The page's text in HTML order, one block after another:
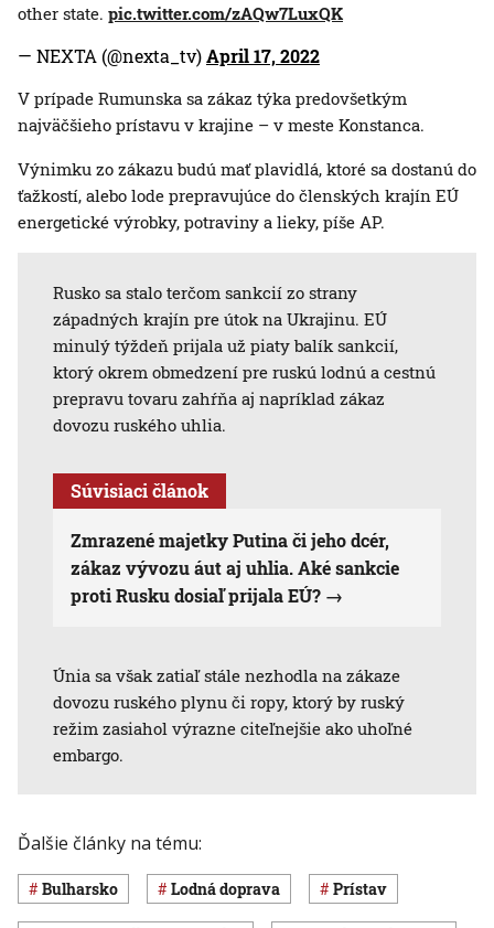
other state. pic.twitter.com/zAQw7LuxQK
— NEXTA (@nexta_tv)April 17, 2022
V prípade Rumunska sa zákaz týka predovšetkým
najväčšieho prístavu v krajine – v meste Konstanca.
Výnimku zo zákazu budú mať plavidlá, ktoré sa dostanú do
ťažkostí, alebo lode prepravujúce do členských krajín EÚ
energetické výrobky, potraviny a lieky, píše AP.
Rusko sa stalo terčom sankcií zo strany
západných krajín pre útok na Ukrajinu. EÚ
minulý týždeň prijala už piaty balík sankcií,
ktorý okrem obmedzení pre ruskú lodnú a cestnú
prepravu tovaru zahŕňa aj napríklad zákaz
dovozu ruského uhlia.
Súvisiaci článok
Zmrazené majetky Putina či jeho dcér,
zákaz vývozu áut aj uhlia. Aké sankcie
proti Rusku dosiaľ prijala EÚ?
Únia sa však zatiaľ stále nezhodla na zákaze
dovozu ruského plynu či ropy, ktorý by ruský
režim zasiahol výrazne citeľnejšie ako uhoľné
embargo.
Ďalšie články na tému:
Bulharsko lodná doprava prístav